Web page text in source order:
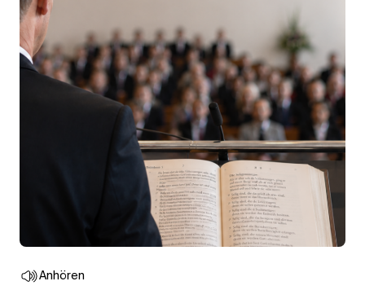
Anhören